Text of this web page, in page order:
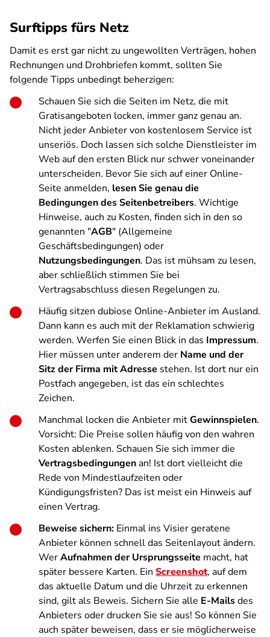
Surftipps fürs Netz
Damit es erst gar nicht zu ungewollten Verträgen, hohen
Rechnungen und Drohbriefen kommt, sollten Sie
folgende Tipps unbedingt beherzigen:
Schauen Sie sich die Seiten im Netz, die mit
Gratisangeboten locken, immer ganz genau an.
Nicht jeder Anbieter von kostenlosem Service ist
unseriös. Doch lassen sich solche Dienstleister im
Web auf den ersten Blick nur schwer voneinander
unterscheiden. Bevor Sie sich auf einer Online-
Seite anmelden, lesen Sie genau die
Bedingungen des Seitenbetreibers. Wichtige
Hinweise, auch zu Kosten, finden sich in den so
genannten "AGB" (Allgemeine
Geschäftsbedingungen) oder
Nutzungsbedingungen. Das ist mühsam zu lesen,
aber schließlich stimmen Sie bei
Vertragsabschluss diesen Regelungen zu.
Häufig sitzen dubiose Online-Anbieter im Ausland.
Dann kann es auch mit der Reklamation schwierig
werden. Werfen Sie einen Blick in das Impressum.
Hier müssen unter anderem der Name und der
Sitz der Firma mit Adresse stehen. Ist dort nur ein
Postfach angegeben, ist das ein schlechtes
Zeichen.
Manchmal locken die Anbieter mitGewinnspielen.
Vorsicht: Die Preise sollen häufig von den wahren
Kosten ablenken. Schauen Sie sich immer die
Vertragsbedingungenan! Ist dort vielleicht die
Rede von Mindestlaufzeiten oder
Kündigungsfristen? Das ist meist ein Hinweis auf
einen Vertrag.
Beweise sichern: Einmal ins Visier geratene
Anbieter können schnell das Seitenlayout ändern.
WerAufnahmen der Ursprungsseite macht, hat
später bessere Karten. Ein Screenshot, auf dem
das aktuelle Datum und die Uhrzeit zu erkennen
sind, gilt als Beweis. Sichern Sie alle E-Mailsdes
Anbieters oder drucken Sie sie aus! So können Sie
auch später beweisen, dass er sie möglicherweise